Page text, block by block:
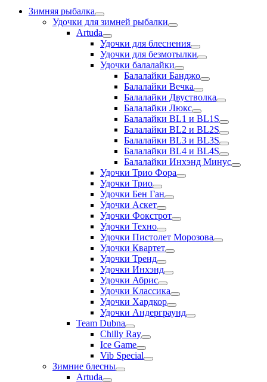
Зимняя рыбалка
Удочки для зимней рыбалки
Artuda
Удочки для блеснения
Удочки для безмотылки
Удочки балалайки
Балалайки Банджо
Балалайки Вечка
Балалайки Двустволка
Балалайки Люкс
Балалайки BL1 и BL1S
Балалайки BL2 и BL2S
Балалайки BL3 и BL3S
Балалайки BL4 и BL4S
Балалайки Инхэнд Минус
Удочки Трио Фора
Удочки Трио
Удочки Бен Ган
Удочки Аскет
Удочки Фокстрот
Удочки Техно
Удочки Пистолет Морозова
Удочки Квартет
Удочки Тренд
Удочки Инхэнд
Удочки Абрис
Удочки Классика
Удочки Хардкор
Удочки Андерграунд
Team Dubna
Chilly Ray
Ice Game
Vib Special
Зимние блесны
Artuda